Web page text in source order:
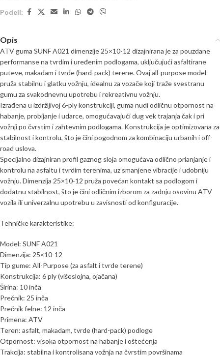
Podeli:
Opis
ATV guma SUNF A021 dimenzije 25×10-12 dizajnirana je za pouzdane
performanse na tvrdim i uređenim podlogama, uključujući asfaltirane
puteve, makadam i tvrde (hard-pack) terene. Ovaj all-purpose model
pruža stabilnu i glatku vožnju, idealnu za vozače koji traže svestranu
gumu za svakodnevnu upotrebu i rekreativnu vožnju.
Izrađena u izdržljivoj 6-ply konstrukciji, guma nudi odličnu otpornost na
habanje, probijanje i udarce, omogućavajući dug vek trajanja čak i pri
vožnji po čvrstim i zahtevnim podlogama. Konstrukcija je optimizovana za
stabilnost i kontrolu, što je čini pogodnom za kombinaciju urbanih i off-
road uslova.
Specijalno dizajniran profil gaznog sloja omogućava odlično prianjanje i
kontrolu na asfaltu i tvrdim terenima, uz smanjene vibracije i udobniju
vožnju. Dimenzija 25×10-12 pruža povećan kontakt sa podlogom i
dodatnu stabilnost, što je čini odličnim izborom za zadnju osovinu ATV
vozila ili univerzalnu upotrebu u zavisnosti od konfiguracije.
Tehničke karakteristike:
Model: SUNF A021
Dimenzija: 25×10-12
Tip gume: All-Purpose (za asfalt i tvrde terene)
Konstrukcija: 6 ply (višeslojna, ojačana)
Širina: 10 inča
Prečnik: 25 inča
Prečnik felne: 12 inča
Primena: ATV
Teren: asfalt, makadam, tvrde (hard-pack) podloge
Otpornost: visoka otpornost na habanje i oštećenja
Trakcija: stabilna i kontrolisana vožnja na čvrstim površinama